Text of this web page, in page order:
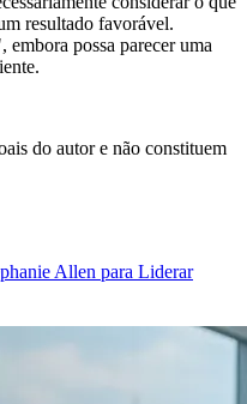
resultado favorável.
possa parecer uma
do autor e não constituem
Allen para Liderar